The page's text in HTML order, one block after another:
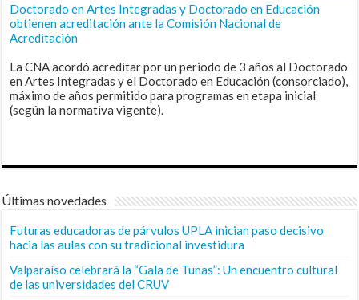
Doctorado en Artes Integradas y Doctorado en Educación
obtienen acreditación ante la Comisión Nacional de
Acreditación
La CNA acordó acreditar por un periodo de 3 años al Doctorado
en Artes Integradas y el Doctorado en Educación (consorciado),
máximo de años permitido para programas en etapa inicial
(según la normativa vigente).
Últimas novedades
Futuras educadoras de párvulos UPLA inician paso decisivo
hacia las aulas con su tradicional investidura
Valparaíso celebrará la “Gala de Tunas”: Un encuentro cultural
de las universidades del CRUV